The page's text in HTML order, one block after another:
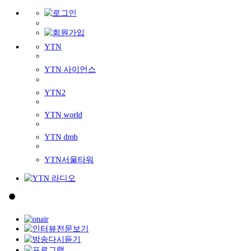
YTN
YTN 사이언스
YTN2
YTN world
YTN dmb
YTN서울타워